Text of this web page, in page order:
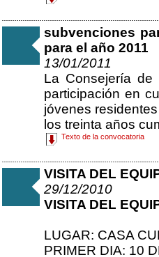
subvenciones
para el año 2011
13/01/2011
La Consejería de
participación en
jóvenes
los treinta años
Texto de la convocatoria
VISITA DEL
29/12/2010
VISITA DEL
LUGAR: CASA
PRIMER DIA: 10